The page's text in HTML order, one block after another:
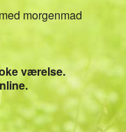
morgenmad
værelse.